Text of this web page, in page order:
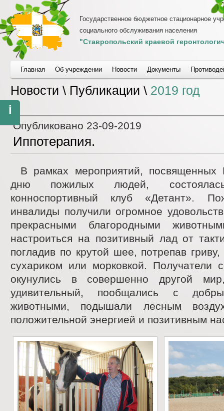
Государственное бюджетное стационарное
социального обслуживания населения
"Ставропольский краевой
i
Главная Об учреждении Новости Документы
Новости \ Публикации \ 2019 год
Опубликовано 23-09-2019
Иппотерапия.
В рамках мероприятий, посвященных
дню пожилых людей,
конноспортивный клуб «Детант».
инвалиды получили огромное
прекрасными благородными
настроиться на позитивный лад от
погладив по крутой шее, потрепав
сухариком или морковкой. Получатели
окунулись в совершенно другой
удивительный, пообщались с
животными, подышали лесным
положительной энергией и позитивным